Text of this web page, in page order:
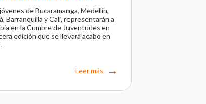
de Bucaramanga, Medellín,
Barranquilla y Cali, representarán a
en la Cumbre de Juventudes en
edición que se llevará acabo en
Leer más